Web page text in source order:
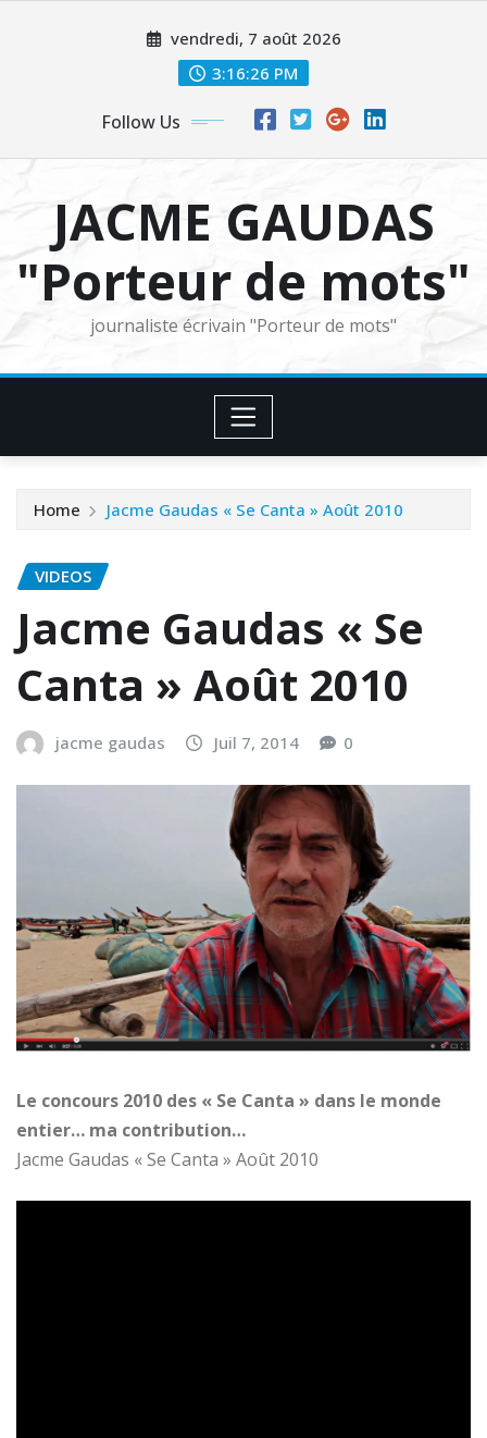
vendredi, 7 août 2026
3:16:27 PM
Follow Us
JACME GAUDAS
"Porteur de mots"
journaliste écrivain "Porteur de mots"
Home Jacme Gaudas « Se Canta » Août 2010
VIDEOS
Jacme Gaudas « Se
Canta » Août 2010
jacme gaudas Juil 7, 2014 0
Le concours 2010 des « Se Canta » dans le monde
entier… ma contribution…
Jacme Gaudas « Se Canta » Août 2010